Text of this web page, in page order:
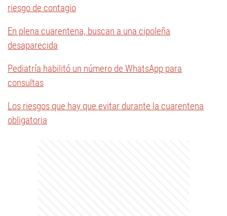
riesgo de contagio
En plena cuarentena, buscan a una cipoleña
desaparecida
Pediatría habilitó un número de WhatsApp para
consultas
Los riesgos que hay que evitar durante la cuarentena
obligatoria